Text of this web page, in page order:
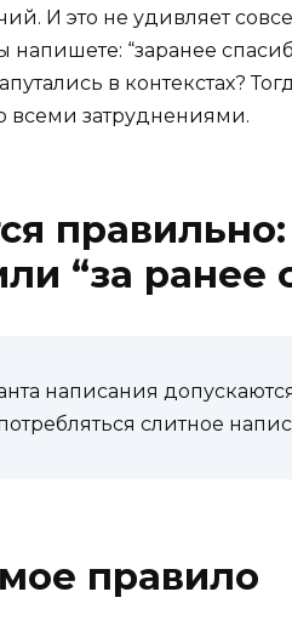
И это не удивляет
“заранее
в контекстах?
всеми затруднениями.
правильно:
“за ранее
написания
слитное
правило